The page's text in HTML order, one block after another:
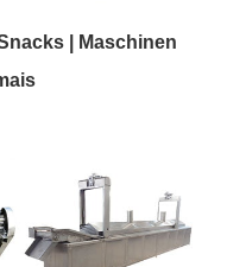
| Maschinen